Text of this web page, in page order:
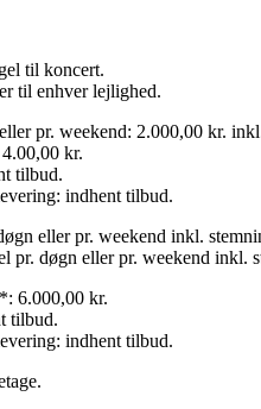
til koncert.
til enhver lejlighed.
pr. weekend: 2.000,00 kr.
kr.
tilbud.
indhent tilbud.
eller pr. weekend inkl.
pr. døgn eller pr. weekend inkl.
6.000,00 kr.
tilbud.
indhent tilbud.